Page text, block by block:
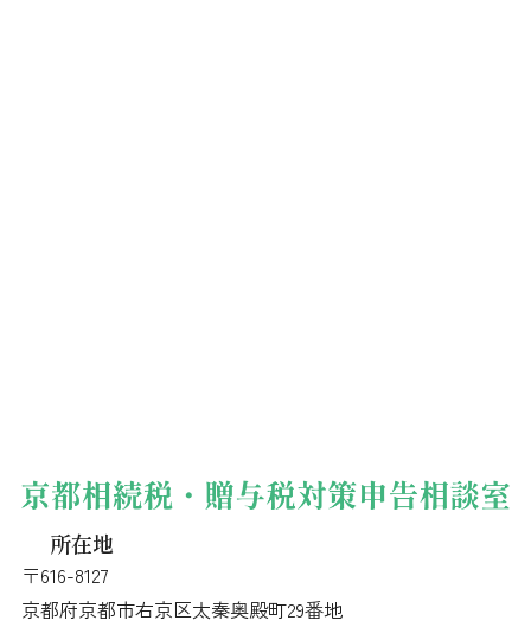
所在地
〒616-8127
京都府京都市右京区太秦奥殿町29番地